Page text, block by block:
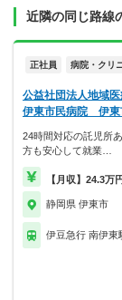
近隣の同じ路線
正社員 病院・クリ
公益社団法人地域
伊東市民病院 伊東
24時間対応の託児所
方も安心して就業…
【月収】24.3万
静岡県 伊東市
伊豆急行 南伊東